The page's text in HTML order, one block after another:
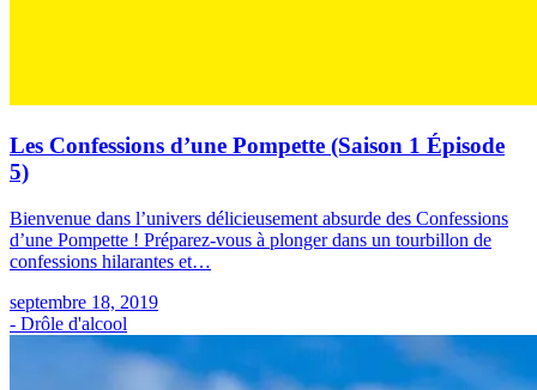
Les Confessions d’une Pompette (Saison 1 Épisode
5)
Bienvenue dans l’univers délicieusement absurde des Confessions
d’une Pompette ! Préparez-vous à plonger dans un tourbillon de
confessions hilarantes et…
septembre 18, 2019
- Drôle d'alcool